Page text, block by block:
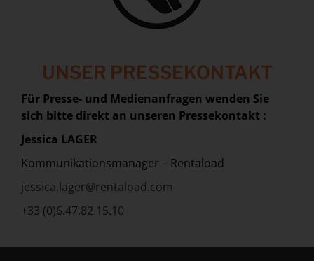
UNSER PRESSEKONTAKT
Für Presse- und Medienanfragen wenden Sie
sich bitte direkt an unseren Pressekontakt :
Jessica LAGER
Kommunikationsmanager – Rentaload
jessica.lager@rentaload.com
+33 (0)6.47.82.15.10